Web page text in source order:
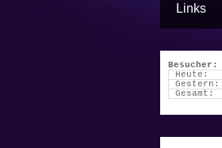
Links
Besucher:
Heute:
Gestern:
Gesamt: